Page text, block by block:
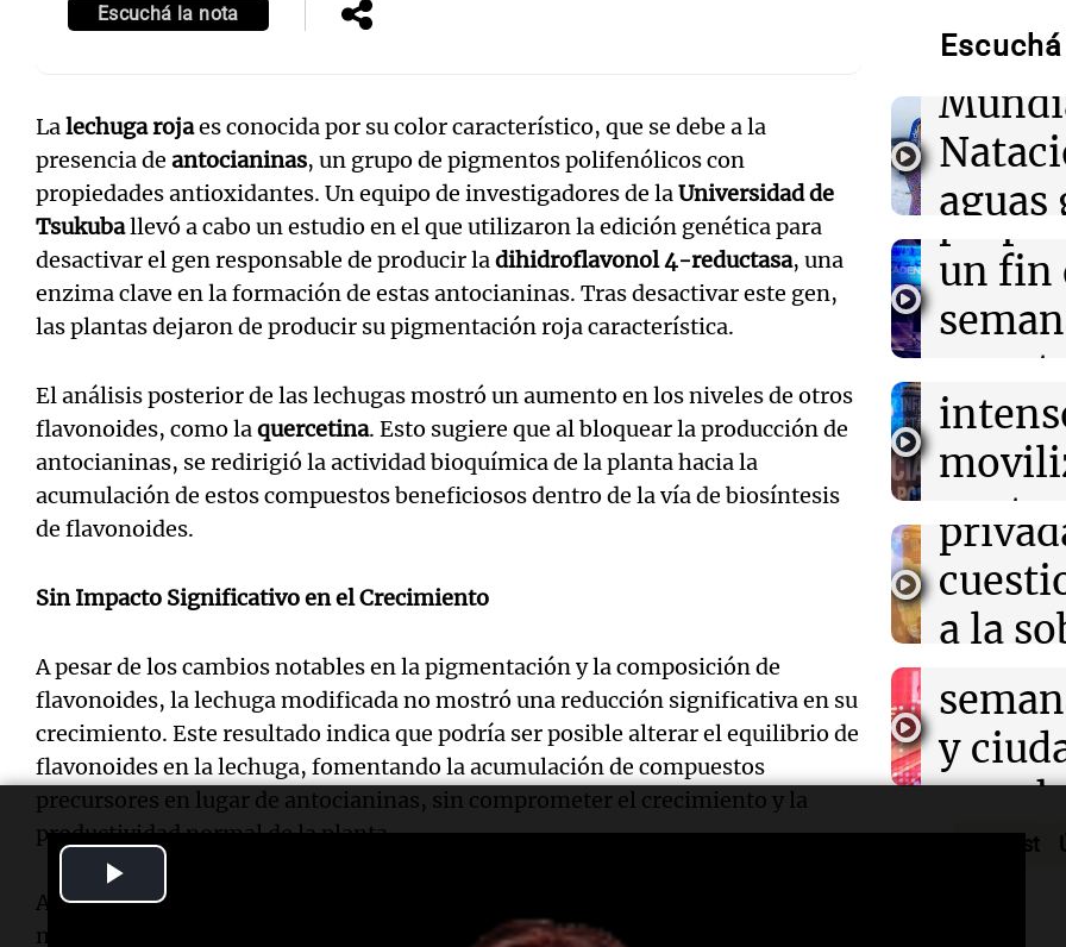
Escuchá la nota
Lalechuga rojaes conocida por su color característico, que se debe a la
presencia de antocianinas, un grupo de pigmentos polifenólicos con
propiedades antioxidantes. Un equipo de investigadores de laUniversidad de
Tsukuballevó a cabo un estudio en el que utilizaron la edición genética para
desactivar el gen responsable de producir ladihidroflavonol 4-reductasa, una
enzima clave en la formación de estas antocianinas. Tras desactivar este gen,
las plantas dejaron de producir su pigmentación roja característica.
El análisis posterior de las lechugas mostró un aumento en los niveles de otros
flavonoides, como laquercetina. Esto sugiere que al bloquear la producción de
antocianinas, se redirigió la actividad bioquímica de la planta hacia la
acumulación de estos compuestos beneficiosos dentro de la vía de biosíntesis
de flavonoides.
Sin Impacto Significativo en el Crecimiento
A pesar de los cambios notables en la pigmentación y la composición de
flavonoides, la lechuga modificada no mostró una reducción significativa en su
crecimiento. Este resultado indica que podría ser posible alterar el equilibrio de
flavonoides en la lechuga, fomentando la acumulación de compuestos
precursores en lugar de antocianinas, sin comprometer el crecimiento y la
productividad normal de la planta.
Aunque los investigadores aún no han comparado directamente las plantas
modificadas con variedades de lechuga verde convencionales, se sabe que la
establece
01:29 Ciencia
La
del trabajo en
estudio
Mundo
Tiroteo en
Tailandia:
ataque
La
modernización
efectos en los
aguas
frente
Turno
Audio.
un fin
y
ley de
Panorama
Episodios
Audio.
Panorama
Episodios
Audio.
el
a la
digital
Panorama
Episodios
Audio.
un fin
y
contra
Audio.
Audio.
Podcast